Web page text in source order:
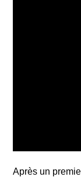
Après un